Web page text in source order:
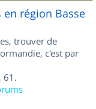
région Basse
trouver de
c'est par
61.